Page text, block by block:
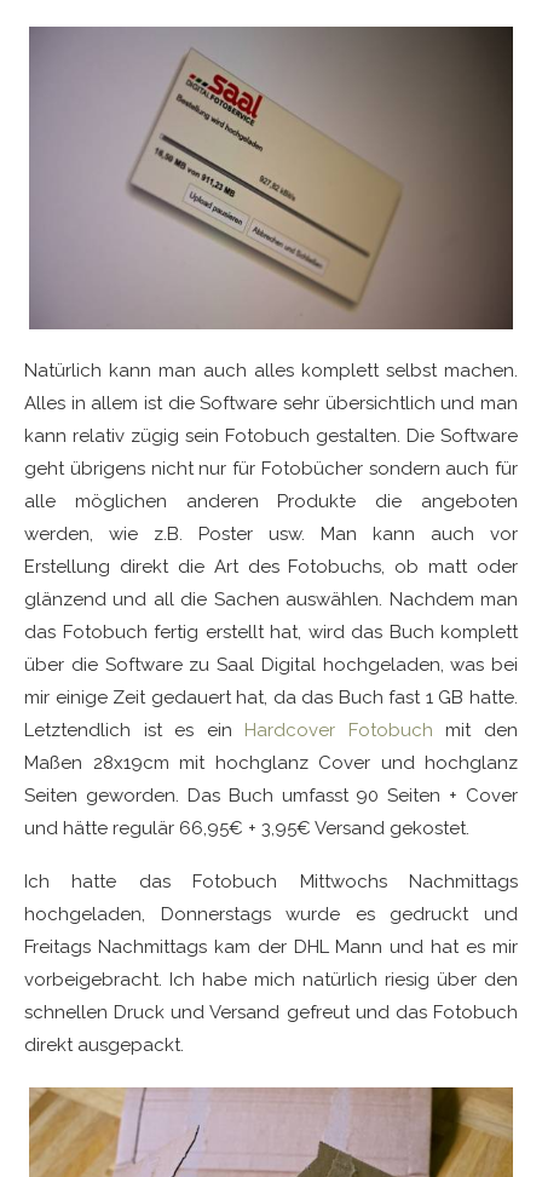
Natürlich kann man auch alles komplett selbst machen.
Alles in allem ist die Software sehr übersichtlich und man
kann relativ zügig sein Fotobuch gestalten. Die Software
geht übrigens nicht nur für Fotobücher sondern auch für
alle möglichen anderen Produkte die angeboten
werden, wie z.B. Poster usw. Man kann auch vor
Erstellung direkt die Art des Fotobuchs, ob matt oder
glänzend und all die Sachen auswählen. Nachdem man
das Fotobuch fertig erstellt hat, wird das Buch komplett
über die Software zu Saal Digital hochgeladen, was bei
mir einige Zeit gedauert hat, da das Buch fast 1 GB hatte.
Letztendlich ist es ein Hardcover Fotobuch mit den
Maßen 28x19cm mit hochglanz Cover und hochglanz
Seiten geworden. Das Buch umfasst 90 Seiten + Cover
und hätte regulär 66,95€ + 3,95€ Versand gekostet.
Ich hatte das Fotobuch Mittwochs Nachmittags
hochgeladen, Donnerstags wurde es gedruckt und
Freitags Nachmittags kam der DHL Mann und hat es mir
vorbeigebracht. Ich habe mich natürlich riesig über den
schnellen Druck und Versand gefreut und das Fotobuch
direkt ausgepackt.